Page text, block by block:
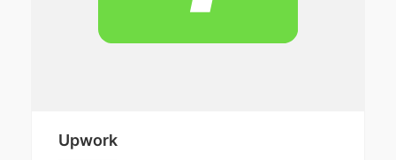
Upwork